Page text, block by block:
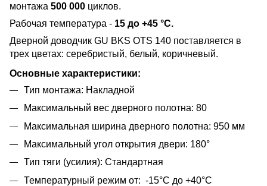
монтажа 500 000 циклов.
Рабочая температура - 15 до +45 °С.
Дверной доводчик GU BKS OTS 140 поставляется в
трех цветах: серебристый, белый, коричневый.
Основные характеристики:
Тип монтажа: Накладной
Максимальный вес дверного полотна: 80
Максимальная ширина дверного полотна: 950 мм
Максимальный угол открытия двери: 180°
Тип тяги (усилия): Стандартная
Температурный режим от: -15°С до +40°С